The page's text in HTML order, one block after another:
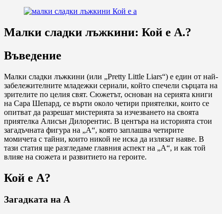
Малки сладки лъжкини: Кой е А.?
Въведение
Малки сладки лъжкини (или „Pretty Little Liars“) е един от най-
забележителните младежки сериали, който спечели сърцата на
зрителите по целия свят. Сюжетът, основан на серията книги
на Сара Шепард, се върти около четири приятелки, които се
опитват да разрешат мистерията за изчезването на своята
приятелка Алисън Дилорентис. В центъра на историята стои
загадъчната фигура на „А“, която заплашва четирите
момичета с тайни, които никой не иска да излязат наяве. В
тази статия ще разгледаме главния аспект на „А“, и как той
влияе на сюжета и развитието на героите.
Кой е А?
Загадката на А